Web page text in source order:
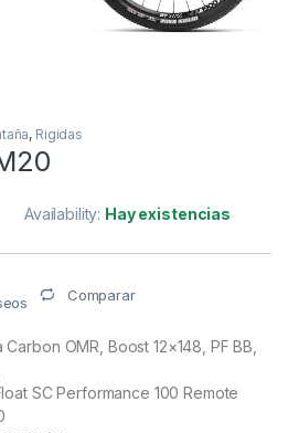
, Rigidas
Availability: Hay existencias
Comparar
OMR, Boost 12×148, PF BB,
SC Performance 100 Remote